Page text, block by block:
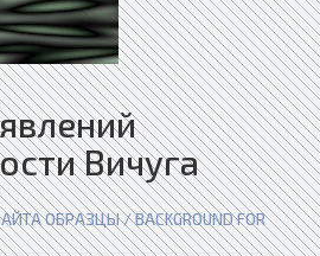
Вичуга
ОБРАЗЦЫ / BACKGROUND FOR